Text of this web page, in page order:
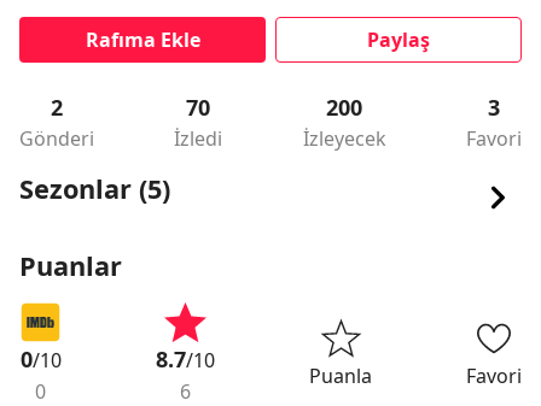
Rafıma Ekle Paylaş
2
Gönderi
70
İzledi
200
İzleyecek
3
Favori
Sezonlar (5)
Puanlar
0/10
0
8.7/10
6
Puanla Favori